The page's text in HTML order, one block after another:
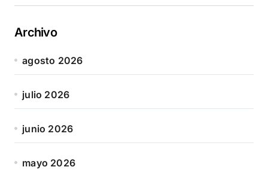
Archivo
agosto 2026
julio 2026
junio 2026
mayo 2026